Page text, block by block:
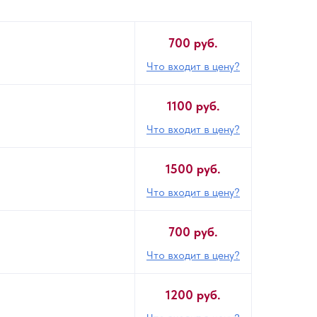
700 руб.
Что входит в цену?
1100 руб.
Что входит в цену?
1500 руб.
Что входит в цену?
700 руб.
Что входит в цену?
1200 руб.